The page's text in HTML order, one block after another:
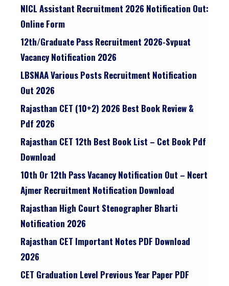
NICL Assistant Recruitment 2026 Notification Out:
Online Form
12th/graduate Pass Recruitment 2026-Svpuat
Vacancy Notification 2026
LBSNAA Various Posts Recruitment Notification
Out 2026
Rajasthan CET (10+2) 2026 Best Book Review &
Pdf 2026
Rajasthan CET 12th Best Book List – Cet Book Pdf
Download
10th Or 12th Pass Vacancy Notification Out – Ncert
Ajmer Recruitment Notification Download
Rajasthan High Court Stenographer Bharti
Notification 2026
Rajasthan CET Important Notes PDF Download
2026
CET Graduation Level Previous Year Paper PDF